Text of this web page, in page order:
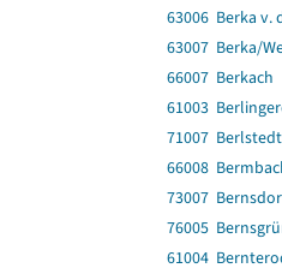
63006 Berka v.
63007 Berka/
66007 Berkach
61003
71007 Berlstedt
66008
73007
76005
61004